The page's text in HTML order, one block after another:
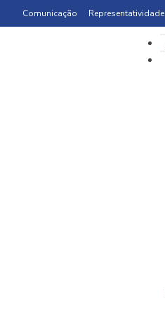
Comunicação Representatividade